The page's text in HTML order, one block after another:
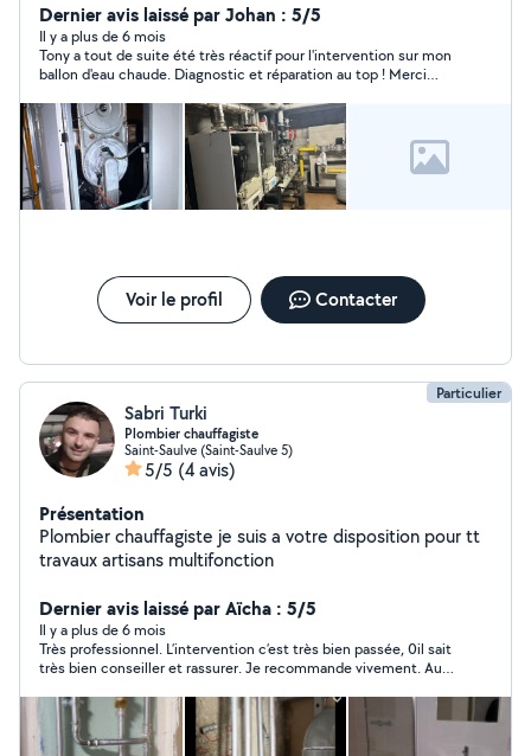
installations - Recherche de fuite
Dernier avis laissé par Johan : 5/5
Il y a plus de 6 mois
Tony a tout de suite été très réactif pour l'intervention sur mon
ballon d'eau chaude. Diagnostic et réparation au top ! Merci
chaude ! ? Je recommande sans hesiter Tony pour toutes vos
intervention en plomberie / chauffage !
Voir le profil Contacter
Particulier
Sabri Turki
Plombier chauffagiste
Saint-Saulve (Saint-Saulve 5)
5/5 (4 avis)
Présentation
Plombier chauffagiste je suis a votre disposition pour tt
travaux artisans multifonction
Dernier avis laissé par Aïcha : 5/5
Il y a plus de 6 mois
Très professionnel. L’intervention c’est très bien passée, 0il sait
très bien conseiller et rassurer. Je recommande vivement. Au